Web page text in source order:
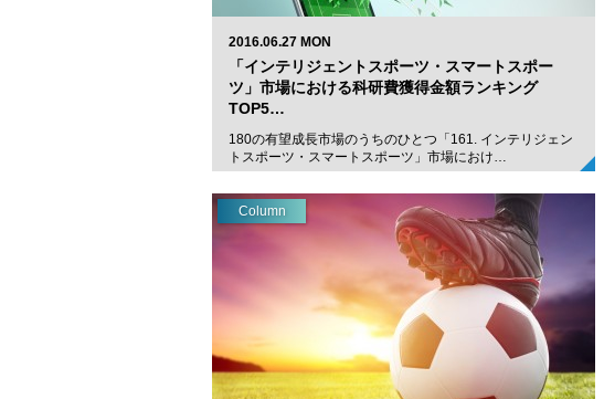
2016.06.27 MON
「インテリジェントスポーツ・スマートスポー
ツ」市場における科研費獲得金額ランキング
TOP5…
180の有望成長市場のうちのひとつ「161. インテリジェン
トスポーツ・スマートスポーツ」市場におけ…
Column